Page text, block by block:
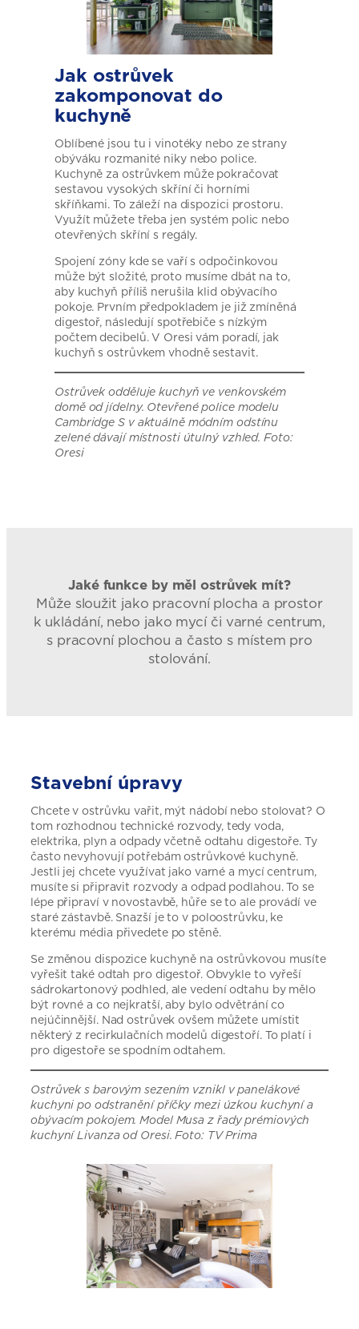
Jak ostrůvek
zakomponovat do
kuchyně
Oblíbené jsou tu i vinotéky nebo ze strany
obýváku rozmanité niky nebo police.
Kuchyně za ostrůvkem může pokračovat
sestavou vysokých skříní či horními
skříňkami. To záleží na dispozici prostoru.
Využít můžete třeba jen systém polic nebo
otevřených skříní s regály.
Spojení zóny kde se vaří s odpočinkovou
může být složité, proto musíme dbát na to,
aby kuchyň příliš nerušila klid obývacího
pokoje. Prvním předpokladem je již zmíněná
digestoř, následují spotřebiče s nízkým
počtem decibelů. V Oresi vám poradí, jak
kuchyň s ostrůvkem vhodně sestavit.
Ostrůvek odděluje kuchyň ve venkovském
domě od jídelny. Otevřené police modelu
Cambridge S v aktuálně módním odstínu
zelené dávají místnosti útulný vzhled. Foto:
Oresi
Jaké funkce by měl ostrůvek mít?
Může sloužit jako pracovní plocha a prostor
k ukládání, nebo jako mycí či varné centrum,
s pracovní plochou a často s místem pro
stolování.
Stavební úpravy
Chcete v ostrůvku vařit, mýt nádobí nebo stolovat? O
tom rozhodnou technické rozvody, tedy voda,
elektrika, plyn a odpady včetně odtahu digestoře. Ty
často nevyhovují potřebám ostrůvkové kuchyně.
Jestli jej chcete využívat jako varné a mycí centrum,
musíte si připravit rozvody a odpad podlahou. To se
lépe připraví v novostavbě, hůře se to ale provádí ve
staré zástavbě. Snazší je to v poloostrůvku, ke
kterému média přivedete po stěně.
Se změnou dispozice kuchyně na ostrůvkovou musíte
vyřešit také odtah pro digestoř. Obvykle to vyřeší
sádrokartonový podhled, ale vedení odtahu by mělo
být rovné a co nejkratší, aby bylo odvětrání co
nejúčinnější. Nad ostrůvek ovšem můžete umístit
některý z recirkulačních modelů digestoří. To platí i
pro digestoře se spodním odtahem.
Ostrůvek s barovým sezením vznikl v panelákové
kuchyni po odstranění příčky mezi úzkou kuchyní a
obývacím pokojem. Model Musa z řady prémiových
kuchyní Livanza od Oresi. Foto: TV Prima